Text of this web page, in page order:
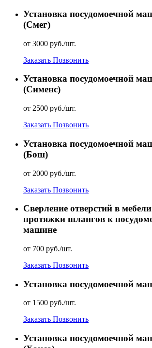
Установка посудомоечной
(Смег)
от 3000 руб./шт.
Заказать Позвонить
Установка посудомоечной
(Сименc)
от 2500 руб./шт.
Заказать Позвонить
Установка посудомоечной
(Бош)
от 2000 руб./шт.
Заказать Позвонить
Сверление отверстий в
протяжки шлангов к
машине
от 700 руб./шт.
Заказать Позвонить
Установка посудомоечной
от 1500 руб./шт.
Заказать Позвонить
Установка посудомоечной